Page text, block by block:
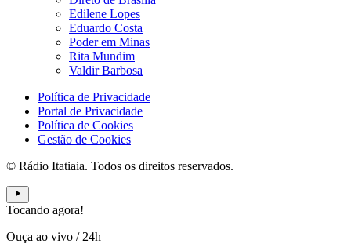
Edilene Lopes
Eduardo Costa
Poder em Minas
Rita Mundim
Valdir Barbosa
Política de Privacidade
Portal de Privacidade
Política de Cookies
Gestão de Cookies
© Rádio Itatiaia. Todos os direitos reservados.
Tocando agora!
Ouça ao vivo / 24h